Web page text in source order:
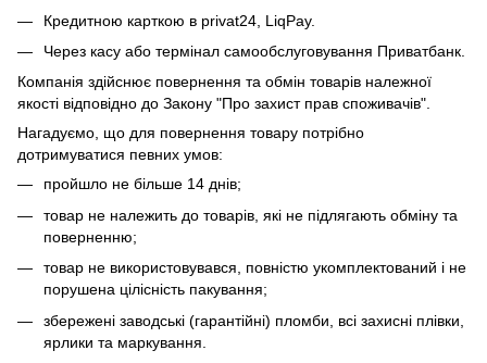
Кредитною карткою в privat24, LiqPay.
Через касу або термінал самообслуговування Приватбанк.
Компанія здійснює повернення та обмін товарів належної
якості відповідно до Закону "Про захист прав споживачів".
Нагадуємо, що для повернення товару потрібно
дотримуватися певних умов:
пройшло не більше 14 днів;
товар не належить до товарів, які не підлягають обміну та
поверненню;
товар не використовувався, повністю укомплектований і не
порушена цілісність пакування;
збережені заводські (гарантійні) пломби, всі захисні плівки,
ярлики та маркування.